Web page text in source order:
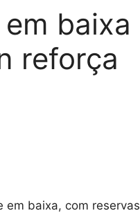
baixa
reforça
em baixa, com reservas